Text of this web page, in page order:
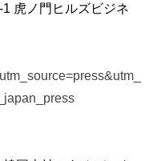
虎ノ門ヒルズビジネ